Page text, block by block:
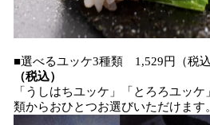
■選べるユッケ3種類 1,529円（税
（税込）
「うしはちユッケ」「とろろユッ
類からおひとつお選びいただけます。